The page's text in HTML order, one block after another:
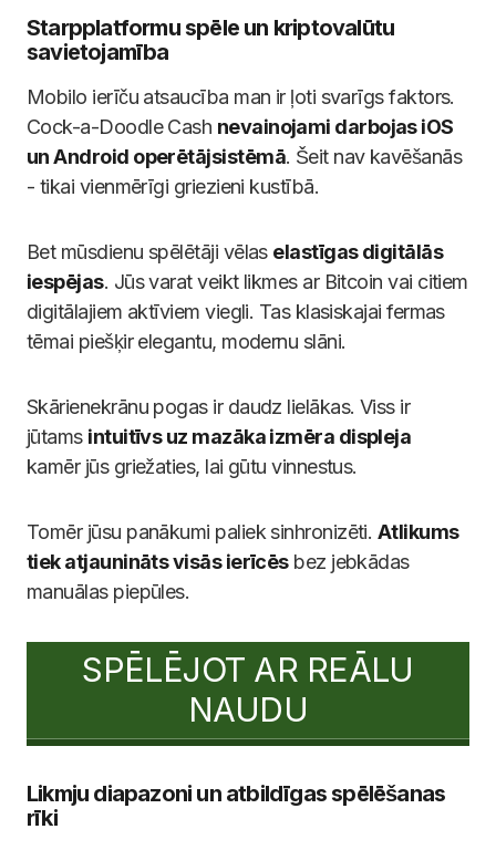
Starpplatformu spēle un kriptovalūtu
savietojamība
Mobilo ierīču atsaucība man ir ļoti svarīgs faktors.
Cock-a-Doodle Cash nevainojami darbojas iOS
un Android operētājsistēmā. Šeit nav kavēšanās
- tikai vienmērīgi griezieni kustībā.
Bet mūsdienu spēlētāji vēlas elastīgas digitālās
iespējas. Jūs varat veikt likmes ar Bitcoin vai citiem
digitālajiem aktīviem viegli. Tas klasiskajai fermas
tēmai piešķir elegantu, modernu slāni.
Skārienekrānu pogas ir daudz lielākas. Viss ir
jūtams intuitīvs uz mazāka izmēra displeja
kamēr jūs griežaties, lai gūtu vinnestus.
Tomēr jūsu panākumi paliek sinhronizēti. Atlikums
tiek atjaunināts visās ierīcēsbez jebkādas
manuālas piepūles.
SPĒLĒJOT AR REĀLU
NAUDU
Likmju diapazoni un atbildīgas spēlēšanas
rīki